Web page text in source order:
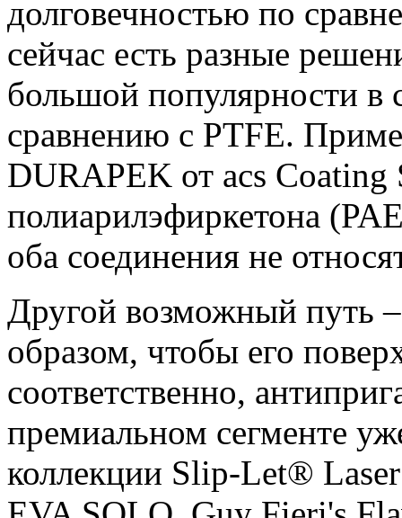
долговечностью по
сейчас есть разные
большой популярности в
сравнению с PTFE.
DURAPEK от acs Coating
полиарилэфиркетона
оба соединения не
Другой возможный путь
образом, чтобы его
соответственно,
премиальном сегменте
коллекции Slip-Let®